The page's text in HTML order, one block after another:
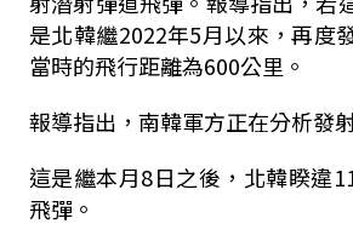
是北韓繼2022年5月以來，再度
當時的飛行距離為600公里。
報導指出，南韓軍方正在分析發
這是繼本月8日之後，北韓睽違
飛彈。